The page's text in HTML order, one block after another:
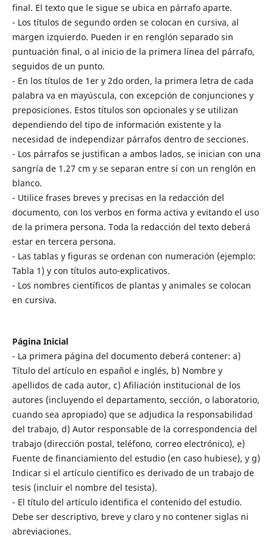
final. El texto que le sigue se ubica en párrafo aparte.
- Los títulos de segundo orden se colocan en cursiva, al
margen izquierdo. Pueden ir en renglón separado sin
puntuación final, o al inicio de la primera línea del párrafo,
seguidos de un punto.
- En los títulos de 1er y 2do orden, la primera letra de cada
palabra va en mayúscula, con excepción de conjunciones y
preposiciones. Estos títulos son opcionales y se utilizan
dependiendo del tipo de información existente y la
necesidad de independizar párrafos dentro de secciones.
- Los párrafos se justifican a ambos lados, se inician con una
sangría de 1.27 cm y se separan entre sí con un renglón en
blanco.
- Utilice frases breves y precisas en la redacción del
documento, con los verbos en forma activa y evitando el uso
de la primera persona. Toda la redacción del texto deberá
estar en tercera persona.
- Las tablas y figuras se ordenan con numeración (ejemplo:
Tabla 1) y con títulos auto-explicativos.
- Los nombres científicos de plantas y animales se colocan
en cursiva.
Página Inicial
- La primera página del documento deberá contener: a)
Título del artículo en español e inglés, b) Nombre y
apellidos de cada autor, c) Afiliación institucional de los
autores (incluyendo el departamento, sección, o laboratorio,
cuando sea apropiado) que se adjudica la responsabilidad
del trabajo, d) Autor responsable de la correspondencia del
trabajo (dirección postal, teléfono, correo electrónico), e)
Fuente de financiamiento del estudio (en caso hubiese), y g)
Indicar si el artículo científico es derivado de un trabajo de
tesis (incluir el nombre del tesista).
- El título del artículo identifica el contenido del estudio.
Debe ser descriptivo, breve y claro y no contener siglas ni
abreviaciones.